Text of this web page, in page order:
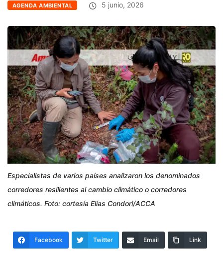
AGENDA AMBIENTAL 5 junio, 2026
Especialistas de varios países analizaron los denominados
corredores resilientes al cambio climático o corredores
climáticos. Foto: cortesía Elías Condori/ACCA
Facebook Twitter Email Link